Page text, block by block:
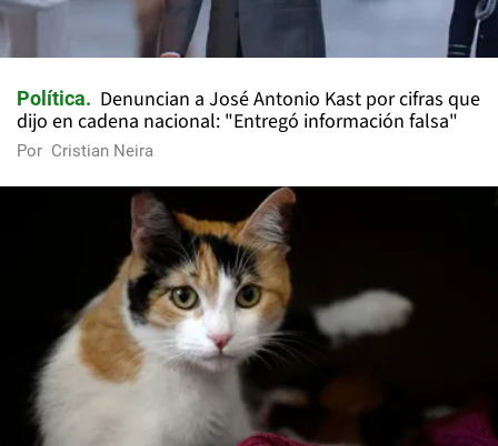
Política
Denuncian a José Antonio Kast por cifras que
dijo en cadena nacional: "Entregó información falsa"
Por Cristian Neira